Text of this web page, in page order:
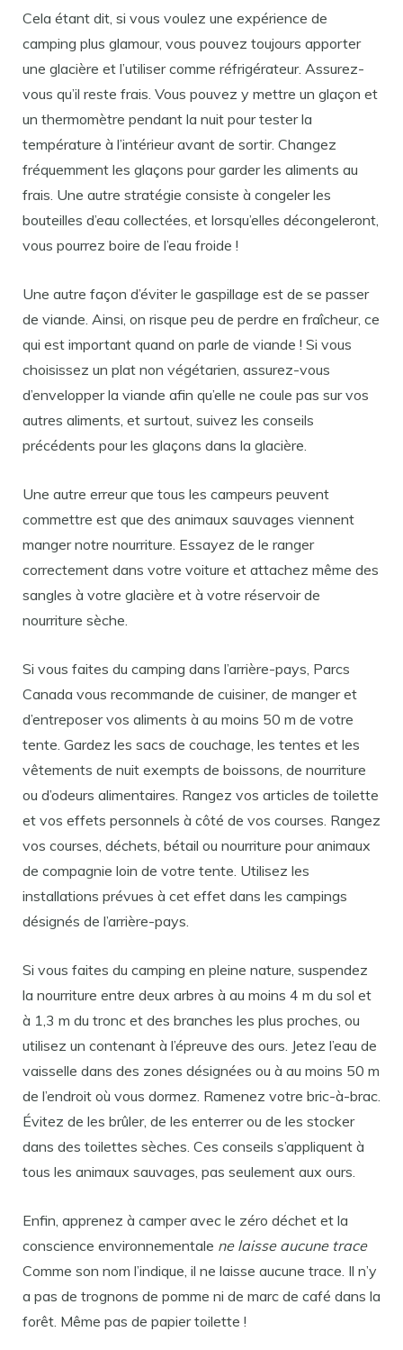
Cela étant dit, si vous voulez une expérience de
camping plus glamour, vous pouvez toujours apporter
une glacière et l’utiliser comme réfrigérateur. Assurez-
vous qu’il reste frais. Vous pouvez y mettre un glaçon et
un thermomètre pendant la nuit pour tester la
température à l’intérieur avant de sortir. Changez
fréquemment les glaçons pour garder les aliments au
frais. Une autre stratégie consiste à congeler les
bouteilles d’eau collectées, et lorsqu’elles décongeleront,
vous pourrez boire de l’eau froide !
Une autre façon d’éviter le gaspillage est de se passer
de viande. Ainsi, on risque peu de perdre en fraîcheur, ce
qui est important quand on parle de viande ! Si vous
choisissez un plat non végétarien, assurez-vous
d’envelopper la viande afin qu’elle ne coule pas sur vos
autres aliments, et surtout, suivez les conseils
précédents pour les glaçons dans la glacière.
Une autre erreur que tous les campeurs peuvent
commettre est que des animaux sauvages viennent
manger notre nourriture. Essayez de le ranger
correctement dans votre voiture et attachez même des
sangles à votre glacière et à votre réservoir de
nourriture sèche.
Si vous faites du camping dans l’arrière-pays, Parcs
Canada vous recommande de cuisiner, de manger et
d’entreposer vos aliments à au moins 50 m de votre
tente. Gardez les sacs de couchage, les tentes et les
vêtements de nuit exempts de boissons, de nourriture
ou d’odeurs alimentaires. Rangez vos articles de toilette
et vos effets personnels à côté de vos courses. Rangez
vos courses, déchets, bétail ou nourriture pour animaux
de compagnie loin de votre tente. Utilisez les
installations prévues à cet effet dans les campings
désignés de l’arrière-pays.
Si vous faites du camping en pleine nature, suspendez
la nourriture entre deux arbres à au moins 4 m du sol et
à 1,3 m du tronc et des branches les plus proches, ou
utilisez un contenant à l’épreuve des ours. Jetez l’eau de
vaisselle dans des zones désignées ou à au moins 50 m
de l’endroit où vous dormez. Ramenez votre bric-à-brac.
Évitez de les brûler, de les enterrer ou de les stocker
dans des toilettes sèches. Ces conseils s’appliquent à
tous les animaux sauvages, pas seulement aux ours.
Enfin, apprenez à camper avec le zéro déchet et la
conscience environnementale ne laisse aucune trace
Comme son nom l’indique, il ne laisse aucune trace. Il n’y
a pas de trognons de pomme ni de marc de café dans la
forêt. Même pas de papier toilette !